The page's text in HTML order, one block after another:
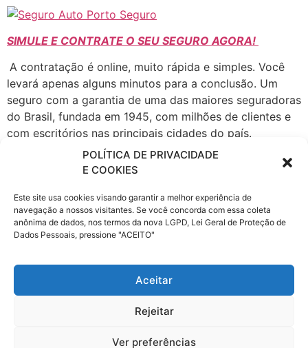
POLÍTICA DE PRIVACIDADE
E COOKIES
Este site usa cookies visando garantir a melhor experiência de
navegação a nossos visitantes. Se você concorda com essa coleta
anônima de dados, nos termos da nova LGPD, Lei Geral de Proteção de
Dados Pessoais, pressione "ACEITO"
Aceitar
Rejeitar
Ver preferências
SIMULE E CONTRATE O SEU SEGURO AGORA!
A contratação é online, muito rápida e simples. Você
levará apenas alguns minutos para a conclusão. Um
seguro com a garantia de uma das maiores seguradoras
do Brasil, fundada em 1945, com milhões de clientes e
com escritórios nas principais cidades do país.
A Porto Seguro atua em todos os ramos de Seguros,
Patrimoniais e de Pessoas, seguro Automóvel, Saúde
Empresarial, fiança locatícia, Patrimonial, Vida e
Transportes, Previdência, Consórcio de Imóveis e
Automóveis, Administração de Investimentos,
Financiamento, Capitalização e Cartão de Crédito,
Residências e Telecomunicações.
Porto Seguro Auto,seguro carro